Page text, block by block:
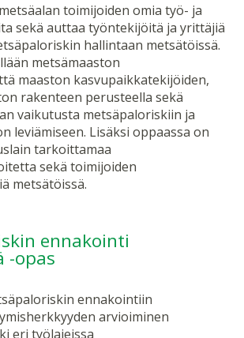
toimijoiden omia työ- ja
sekä auttaa työntekijöitä ja yrittäjiä
hallintaan metsätöissä.
metsämaaston
maaston kasvupaikkatekijöiden,
rakenteen perusteella sekä
vaikutusta metsäpaloriskiin ja
leviämiseen. Lisäksi oppaassa on
tarkoittamaa
sekä toimijoiden
metsätöissä.
ennakointi
-opas
ennakointiin
arvioiminen
eri työlajeissa